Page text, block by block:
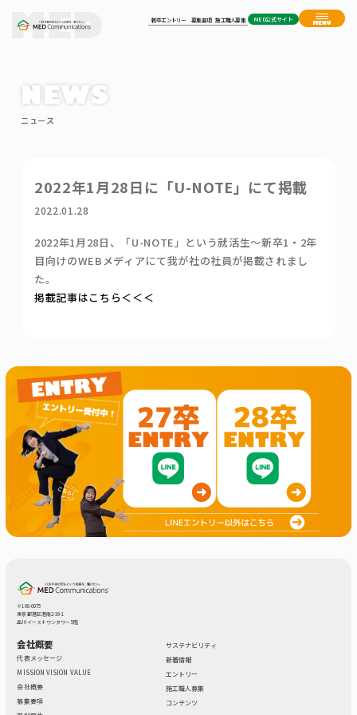
新卒エントリー 募集要項 施工職人募集 MED公式サイト
NEWS
ニュース
2022年1月28日に「U-NOTE」にて掲載
2022.01.28
2022年1月28日、「U-NOTE」という就活生～新卒1・2年
目向けのWEBメディアにて我が社の社員が掲載されまし
た。
掲載記事はこちら＜＜＜
〒108-0075
東京都港区港南2-16-1
品川イーストワンタワー 5階
会社概要
代表メッセージ
MISSION VISION VALUE
会社概要
募集要項
サステナビリティ
新着情報
エントリー
施工職人募集
コンテンツ